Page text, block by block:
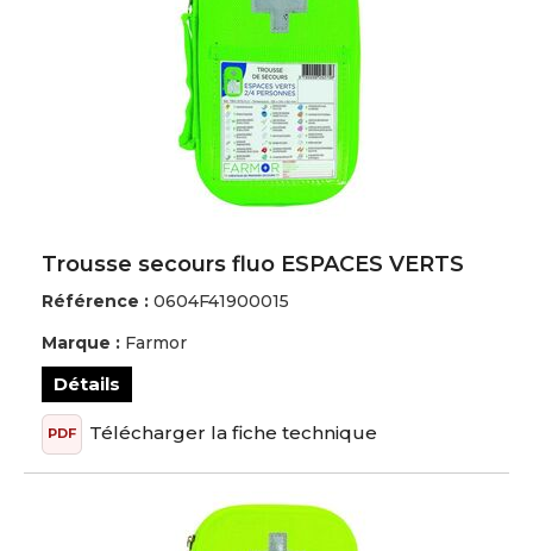
Trousse secours fluo ESPACES VERTS
Référence : 0604F41900015
Marque : Farmor
Détails
PDF Télécharger la fiche technique